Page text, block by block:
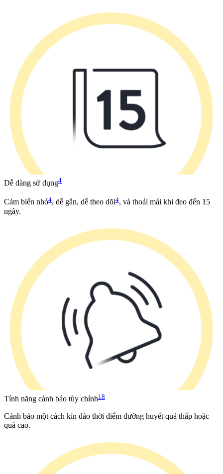
Dễ dàng sử dụng4
Cảm biến nhỏ4, dễ gắn, dễ theo dõi4, và thoải mái khi đeo đến 15
ngày.
Tính năng cảnh báo tùy chỉnh18
Cảnh báo một cách kín đáo thời điểm đường huyết quá thấp hoặc
quá cao.